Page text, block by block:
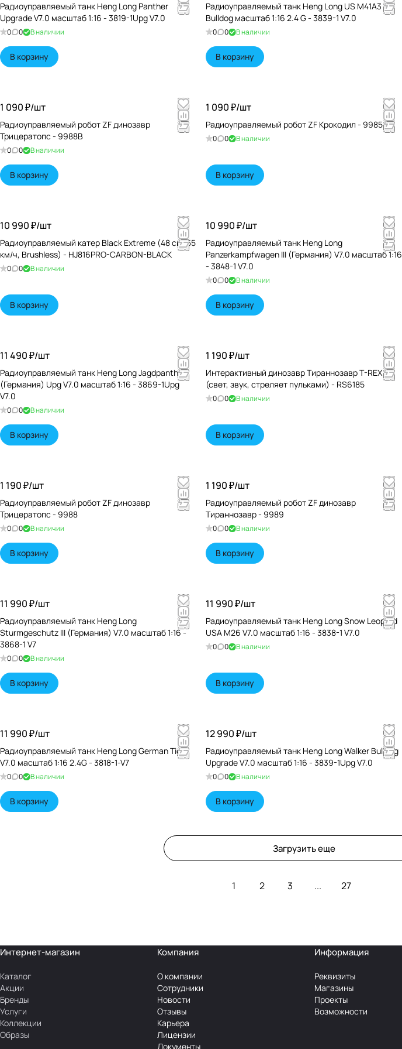
Радиоуправляемый танк Heng Long Panther
Upgrade V7.0 масштаб 1:16 - 3819-1Upg V7.0
0 0 В наличии
В корзину
Радиоуправляемый танк Heng Long US M41A3
Bulldog масштаб 1:16 2.4 G - 3839-1 V7.0
0 0 В наличии
В корзину
1 090 ₽/шт
Радиоуправляемый робот ZF динозавр
Трицератопс - 9988B
0 0 В наличии
В корзину
1 090 ₽/шт
Радиоуправляемый робот ZF Крокодил - 9985
0 0 В наличии
В корзину
10 990 ₽/шт
Радиоуправляемый катер Black Extreme (48 см, 55
км/ч, Brushless) - HJ816PRO-CARBON-BLACK
0 0 В наличии
В корзину
10 990 ₽/шт
Радиоуправляемый танк Heng Long
Panzerkampfwagen III (Германия) V7.0 масштаб 1:16
- 3848-1 V7.0
0 0 В наличии
В корзину
11 490 ₽/шт
Радиоуправляемый танк Heng Long Jagdpanther
(Германия) Upg V7.0 масштаб 1:16 - 3869-1Upg
V7.0
0 0 В наличии
В корзину
1 190 ₽/шт
Интерактивный динозавр Тираннозавр T-REX
(свет, звук, стреляет пульками) - RS6185
0 0 В наличии
В корзину
1 190 ₽/шт
Радиоуправляемый робот ZF динозавр
Трицератопс - 9988
0 0 В наличии
В корзину
1 190 ₽/шт
Радиоуправляемый робот ZF динозавр
Тираннозавр - 9989
0 0 В наличии
В корзину
11 990 ₽/шт
Радиоуправляемый танк Heng Long
Sturmgeschutz III (Германия) V7.0 масштаб 1:16 -
3868-1 V7
0 0 В наличии
В корзину
11 990 ₽/шт
Радиоуправляемый танк Heng Long Snow Leopard
USA M26 V7.0 масштаб 1:16 - 3838-1 V7.0
0 0 В наличии
В корзину
11 990 ₽/шт
Радиоуправляемый танк Heng Long German Tiger
V7.0 масштаб 1:16 2.4G - 3818-1-V7
0 0 В наличии
В корзину
12 990 ₽/шт
Радиоуправляемый танк Heng Long Walker Bulldog
Upgrade V7.0 масштаб 1:16 - 3839-1Upg V7.0
0 0 В наличии
В корзину
Загрузить еще
1 2 3 ... 27
Интернет-магазин
Каталог
Акции
Бренды
Услуги
Коллекции
Образы
Компания
О компании
Сотрудники
Новости
Отзывы
Карьера
Лицензии
Документы
Информация
Реквизиты
Магазины
Проекты
Возможности